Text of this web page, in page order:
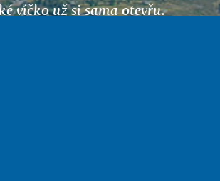
víčko už si sama otevřu.